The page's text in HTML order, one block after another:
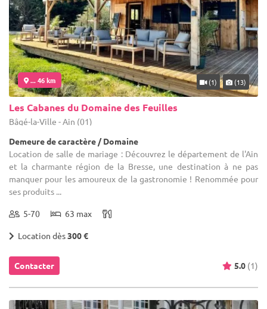
... 46 km (1) (13)
Les Cabanes du Domaine des Feuilles
Bâgé-la-Ville - Ain (01)
Demeure de caractère / Domaine
Location de salle de mariage : Découvrez le département de l'Ain
et la charmante région de la Bresse, une destination à ne pas
manquer pour les amoureux de la gastronomie ! Renommée pour
ses produits ...
5-70 63 max
Location dès300 €
Contacter 5.0 (1)